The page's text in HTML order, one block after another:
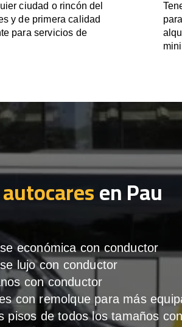
ciudad o rincón del
y de primera calidad
para servicios de
autocaresen Pau
económica con conductor
lujo con conductor
con conductor
con remolque para más
pisos de todos los tamaños con